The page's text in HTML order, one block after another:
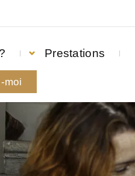
Prestations
moi